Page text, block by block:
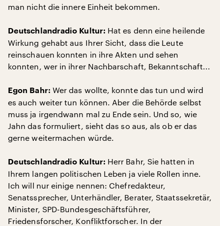
man nicht die innere Einheit bekommen.
Deutschlandradio Kultur: Hat es denn eine heilende
Wirkung gehabt aus Ihrer Sicht, dass die Leute
reinschauen konnten in ihre Akten und sehen
konnten, wer in ihrer Nachbarschaft, Bekanntschaft...
Egon Bahr: Wer das wollte, konnte das tun und wird
es auch weiter tun können. Aber die Behörde selbst
muss ja irgendwann mal zu Ende sein. Und so, wie
Jahn das formuliert, sieht das so aus, als ob er das
gerne weitermachen würde.
Deutschlandradio Kultur: Herr Bahr, Sie hatten in
Ihrem langen politischen Leben ja viele Rollen inne.
Ich will nur einige nennen: Chefredakteur,
Senatssprecher, Unterhändler, Berater, Staatssekretär,
Minister, SPD-Bundesgeschäftsführer,
Friedensforscher, Konfliktforscher. In der